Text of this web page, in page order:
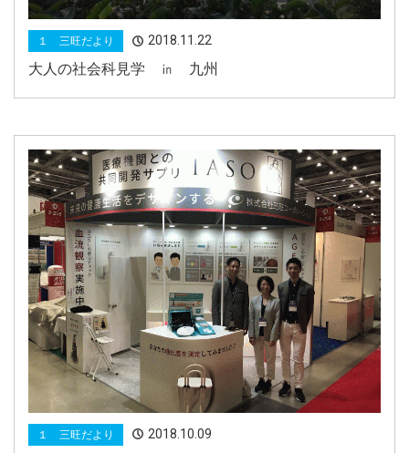
１ 三旺だより 2018.11.22
大人の社会科見学 ㏌ 九州
１ 三旺だより 2018.10.09